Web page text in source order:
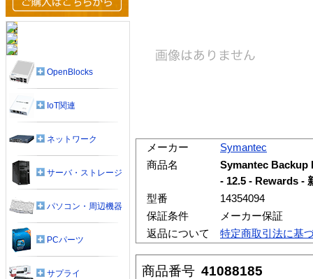
メーカー
Symantec
商品名
Symantec Backup
- 12.5 - Rewards -
型番
14354094
保証条件
メーカー保証
返品について
特定商取引法に基
商品番号 41088185
OpenBlocks
IoT関連
ネットワーク
サーバ・ストレージ
パソコン・周辺機器
PCパーツ
サプライ